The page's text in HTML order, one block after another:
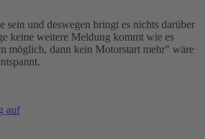
sein und deswegen bringt es nichts darüber
keine weitere Meldung kommt wie es
möglich, dann kein Motorstart mehr" wäre
auf